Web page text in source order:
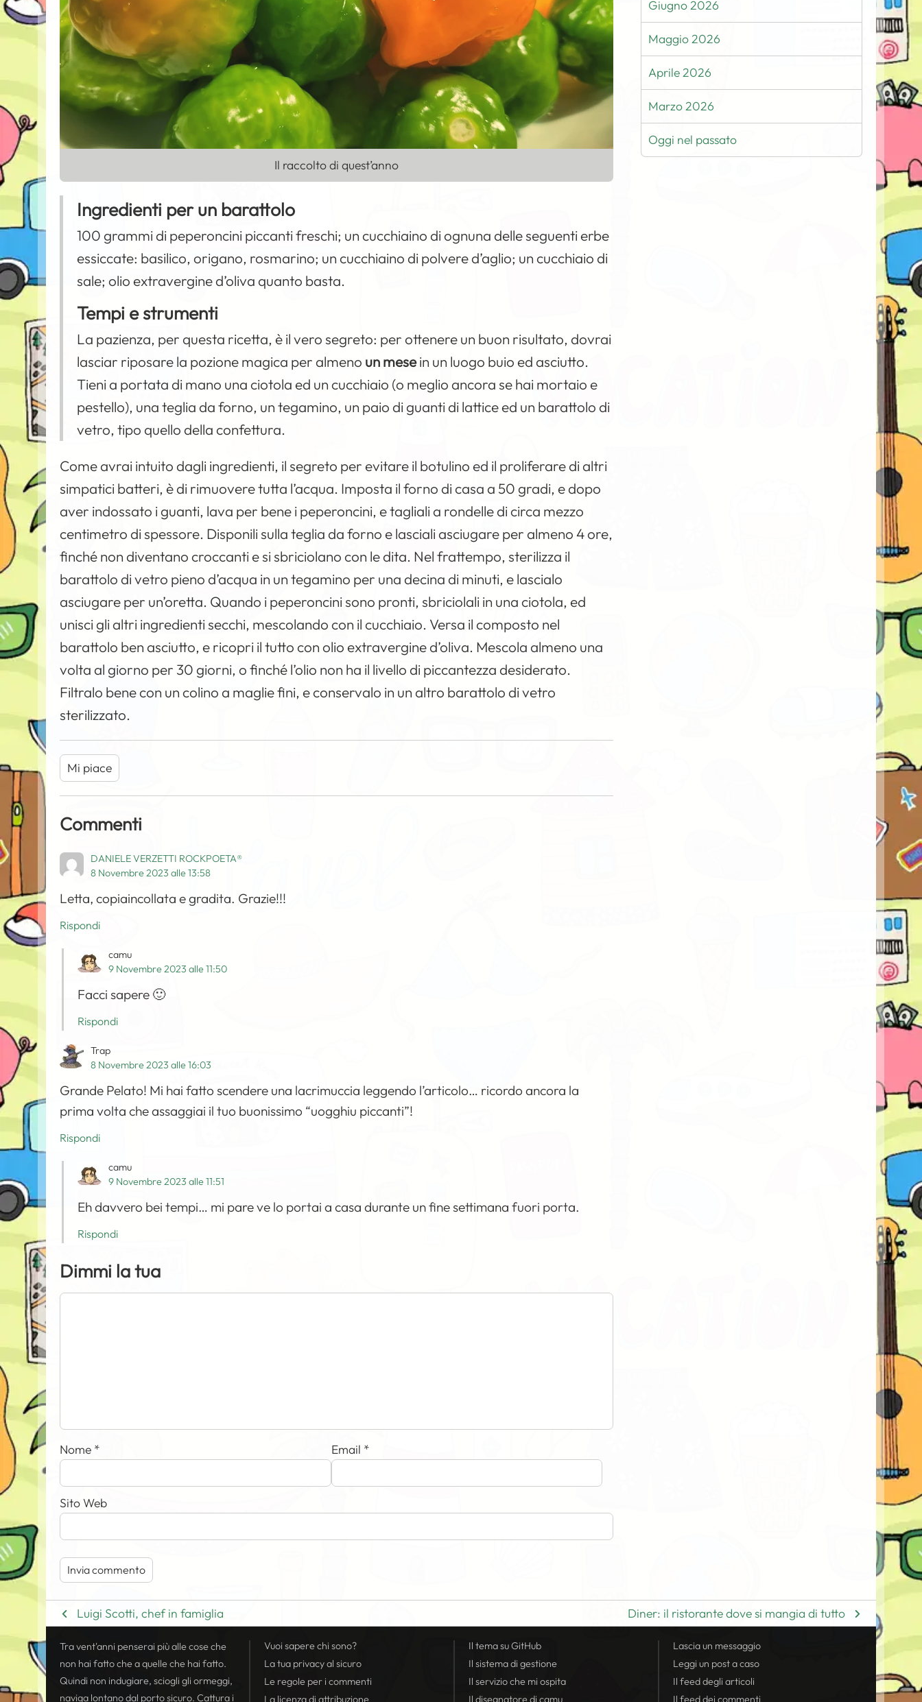
Il raccolto di quest’anno
Ingredienti per un barattolo
100 grammi di peperoncini piccanti freschi; un cucchiaino di ognuna delle seguenti erbe
essiccate: basilico, origano, rosmarino; un cucchiaino di polvere d’aglio; un cucchiaio di
sale; olio extravergine d’oliva quanto basta.
Tempi e strumenti
La pazienza, per questa ricetta, è il vero segreto: per ottenere un buon risultato, dovrai
lasciar riposare la pozione magica per almeno un mesein un luogo buio ed asciutto.
Tieni a portata di mano una ciotola ed un cucchiaio (o meglio ancora se hai mortaio e
pestello), una teglia da forno, un tegamino, un paio di guanti di lattice ed un barattolo di
vetro, tipo quello della confettura.
Come avrai intuito dagli ingredienti, il segreto per evitare il botulino ed il proliferare di altri
simpatici batteri, è di rimuovere tutta l’acqua. Imposta il forno di casa a 50 gradi, e dopo
aver indossato i guanti, lava per bene i peperoncini, e tagliali a rondelle di circa mezzo
centimetro di spessore. Disponili sulla teglia da forno e lasciali asciugare per almeno 4 ore,
finché non diventano croccanti e si sbriciolano con le dita. Nel frattempo, sterilizza il
barattolo di vetro pieno d’acqua in un tegamino per una decina di minuti, e lascialo
asciugare per un’oretta. Quando i peperoncini sono pronti, sbriciolali in una ciotola, ed
unisci gli altri ingredienti secchi, mescolando con il cucchiaio. Versa il composto nel
barattolo ben asciutto, e ricopri il tutto con olio extravergine d’oliva. Mescola almeno una
volta al giorno per 30 giorni, o finché l’olio non ha il livello di piccantezza desiderato.
Filtralo bene con un colino a maglie fini, e conservalo in un altro barattolo di vetro
sterilizzato.
Mi piace
Commenti
DANIELE VERZETTI ROCKPOETA®
8 Novembre 2023 alle 13:58
Letta, copiaincollata e gradita. Grazie!!!
Rispondi
camu
9 Novembre 2023 alle 11:50
Facci sapere 🙂
Rispondi
Trap
8 Novembre 2023 alle 16:03
Grande Pelato! Mi hai fatto scendere una lacrimuccia leggendo l’articolo… ricordo ancora la
prima volta che assaggiai il tuo buonissimo “uogghiu piccanti”!
Rispondi
camu
9 Novembre 2023 alle 11:51
Eh davvero bei tempi… mi pare ve lo portai a casa durante un fine settimana fuori porta.
Rispondi
Dimmi la tua
Nome * Email *
Sito Web
Giugno 2026
Maggio 2026
Aprile 2026
Marzo 2026
Oggi nel passato
Luigi Scotti, chef in famiglia Diner: il ristorante dove si mangia di tutto
Tra vent'anni penserai più alle cose che
non hai fatto che a quelle che hai fatto.
Quindi non indugiare, sciogli gli ormeggi,
naviga lontano dal porto sicuro. Cattura i
Vuoi sapere chi sono?
La tua privacyal sicuro
Le regole per i commenti
La licenza di attribuzione
Il tema su GitHub
Il sistema di gestione
Il servizio che mi ospita
Il disegnatore di camu
Lascia un messaggio
Leggi un post a caso
Il feeddegli articoli
Il feeddei commenti